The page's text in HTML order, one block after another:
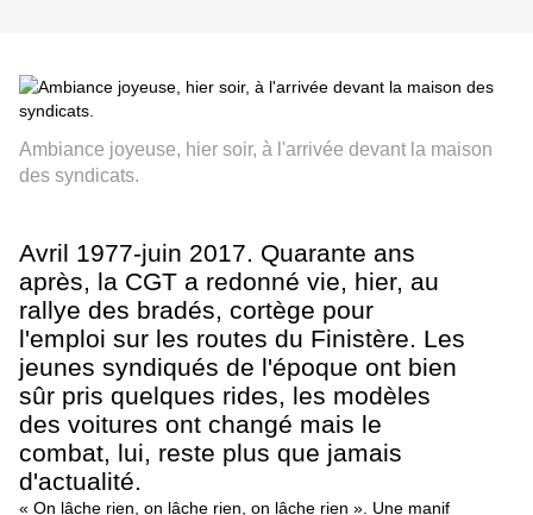
Ambiance joyeuse, hier soir, à l'arrivée devant la maison
des syndicats.
Avril 1977-juin 2017. Quarante ans
après, la CGT a redonné vie, hier, au
rallye des bradés, cortège pour
l'emploi sur les routes du Finistère. Les
jeunes syndiqués de l'époque ont bien
sûr pris quelques rides, les modèles
des voitures ont changé mais le
combat, lui, reste plus que jamais
d'actualité.
« On lâche rien, on lâche rien, on lâche rien ». Une manif